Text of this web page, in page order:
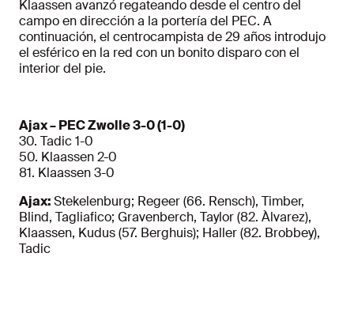
Klaassen avanzó regateando desde el centro del
campo en dirección a la portería del PEC. A
continuación, el centrocampista de 29 años introdujo
el esférico en la red con un bonito disparo con el
interior del pie.
Ajax – PEC Zwolle 3-0 (1-0)
30. Tadic 1-0
50. Klaassen 2-0
81. Klaassen 3-0
Ajax:Stekelenburg; Regeer (66. Rensch), Timber,
Blind, Tagliafico; Gravenberch, Taylor (82. Àlvarez),
Klaassen, Kudus (57. Berghuis); Haller (82. Brobbey),
Tadic